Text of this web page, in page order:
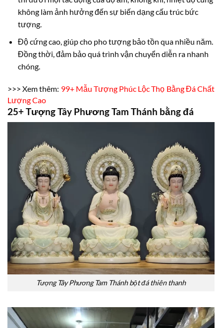
không làm ảnh hưởng đến sự biến dạng cấu trúc bức
tượng.
Độ cứng cao, giúp cho pho tượng bảo tồn qua nhiều năm.
Đồng thời, đảm bảo quá trình vận chuyển diễn ra nhanh
chóng.
>>> Xem thêm: 99+ Mẫu Tượng Phúc Lộc Thọ Bằng Đá Chất
Lượng Cao
25+ Tượng Tây Phương Tam Thánh bằng đá
Tượng Tây Phương Tam Thánh bột đá thiên thanh